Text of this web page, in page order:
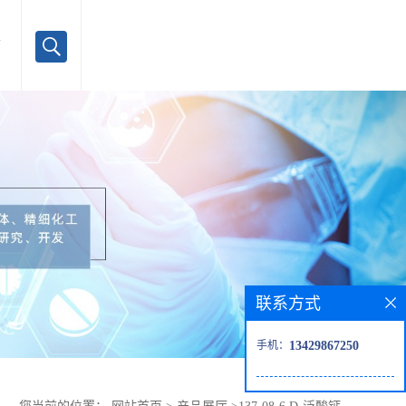
联系方式
手机： 13429867250